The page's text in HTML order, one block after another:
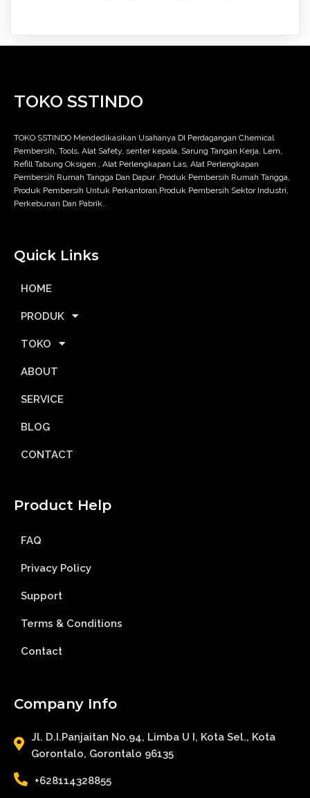
TOKO SSTINDO
TOKO SSTINDO Mendedikasikan Usahanya DI Perdagangan Chemical
Pembersih, Tools, Alat Safety, senter kepala, Sarung Tangan Kerja, Lem,
Refill Tabung Oksigen , Alat Perlengkapan Las, Alat Perlengkapan
Pembersih Rumah Tangga Dan Dapur .Produk Pembersih Rumah Tangga,
Produk Pembersih Untuk Perkantoran,Produk Pembersih Sektor Industri,
Perkebunan Dan Pabrik..
Quick Links
HOME
PRODUK
TOKO
ABOUT
SERVICE
BLOG
CONTACT
Product Help
FAQ
Privacy Policy
Support
Terms & Conditions
Contact
Company Info
Jl. D.I.Panjaitan No.94, Limba U I, Kota Sel., Kota
Gorontalo, Gorontalo 96135
+628114328855